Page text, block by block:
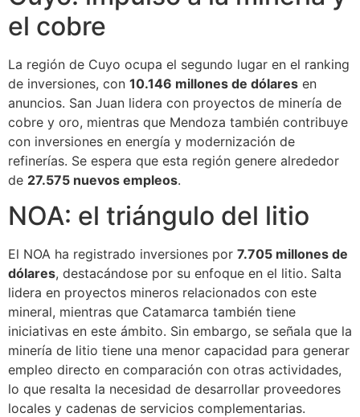
el cobre
La región de Cuyo ocupa el segundo lugar en el ranking
de inversiones, con 10.146 millones de dólares en
anuncios. San Juan lidera con proyectos de minería de
cobre y oro, mientras que Mendoza también contribuye
con inversiones en energía y modernización de
refinerías. Se espera que esta región genere alrededor
de 27.575 nuevos empleos.
NOA: el triángulo del litio
El NOA ha registrado inversiones por 7.705 millones de
dólares, destacándose por su enfoque en el litio. Salta
lidera en proyectos mineros relacionados con este
mineral, mientras que Catamarca también tiene
iniciativas en este ámbito. Sin embargo, se señala que la
minería de litio tiene una menor capacidad para generar
empleo directo en comparación con otras actividades,
lo que resalta la necesidad de desarrollar proveedores
locales y cadenas de servicios complementarias.